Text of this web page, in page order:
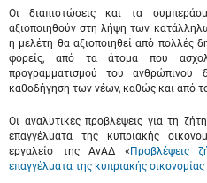
Οι διαπιστώσεις και τα
αξιοποιηθούν στη λήψη των
η μελέτη θα αξιοποιηθεί από πολλές
φορείς, από τα άτομα που
προγραμματισμού του ανθρώπινου
καθοδήγηση των νέων, καθώς και από
Οι αναλυτικές προβλέψεις για τη
επαγγέλματα της κυπριακής
εργαλείο της ΑνΑΔ « Προβλέψεις
επαγγέλματα της κυπριακής